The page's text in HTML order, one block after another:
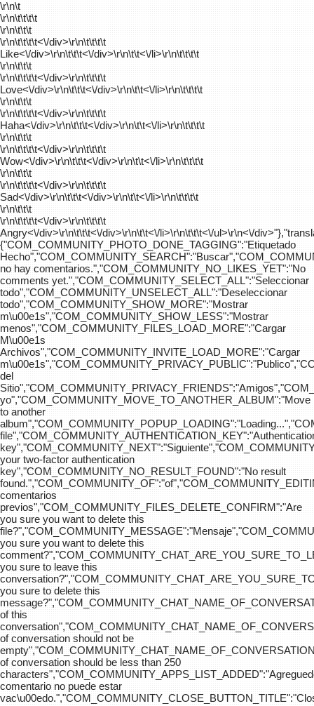
\r\n\t
\r\n\t\t\t\t
\r\n\t\t\t
\r\n\t\t\t\t<\/div>\r\n\t\t\t\t
Like<\/div>\r\n\t\t\t<\/div>\r\n\t\t<\/li>\r\n\t\t\t\t
\r\n\t\t\t
\r\n\t\t\t\t<\/div>\r\n\t\t\t\t
Love<\/div>\r\n\t\t\t<\/div>\r\n\t\t<\/li>\r\n\t\t\t\t
\r\n\t\t\t
\r\n\t\t\t\t<\/div>\r\n\t\t\t\t
Haha<\/div>\r\n\t\t\t<\/div>\r\n\t\t<\/li>\r\n\t\t\t\t
\r\n\t\t\t
\r\n\t\t\t\t<\/div>\r\n\t\t\t\t
Wow<\/div>\r\n\t\t\t<\/div>\r\n\t\t<\/li>\r\n\t\t\t\t
\r\n\t\t\t
\r\n\t\t\t\t<\/div>\r\n\t\t\t\t
Sad<\/div>\r\n\t\t\t<\/div>\r\n\t\t<\/li>\r\n\t\t\t\t
\r\n\t\t\t
\r\n\t\t\t\t<\/div>\r\n\t\t\t\t
Angry<\/div>\r\n\t\t\t<\/div>\r\n\t\t<\/li>\r\n\t\t\t<\/ul>\r\n<\/
{"COM_COMMUNITY_PHOTO_DONE_TAGGING":"Etiquetado
no hay comentarios.","COM_COMMUNITY_NO_LIKES_YET":"No
comments yet.","COM_COMMUNITY_SELECT_ALL":"Seleccionar
todo","COM_COMMUNITY_UNSELECT_ALL":"Deseleccionar
todo","COM_COMMUNITY_SHOW_MORE":"Mostrar
m\u00e1s","COM_COMMUNITY_SHOW_LESS":"Mostrar
menos","COM_COMMUNITY_FILES_LOAD_MORE":"Cargar
M\u00e1s
Archivos","COM_COMMUNITY_INVITE_LOAD_MORE":"Cargar
del
yo","COM_COMMUNITY_MOVE_TO_ANOTHER_ALBUM":"Move
to another
your two-factor authentication
key","COM_COMMUNITY_NO_RESULT_FOUND":"No result
comentarios
previos","COM_COMMUNITY_FILES_DELETE_CONFIRM":"Are
you sure you want to delete this
you sure you want to delete this
you sure to leave this
you sure to delete this
of this
of conversation should not be
of conversation should be less than 250
comentario no puede estar